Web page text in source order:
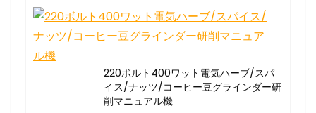
220ボルト400ワット電気ハーブ/スパ
イス/ナッツ/コーヒー豆グラインダー研
削マニュアル機